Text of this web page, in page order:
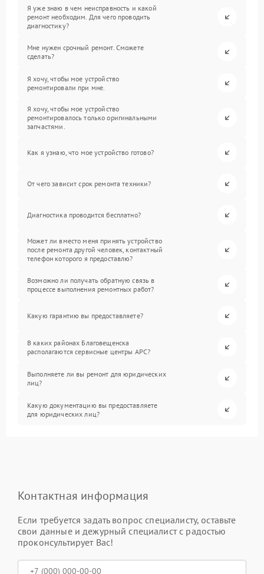
Я уже знаю в чем неисправность и какой
ремонт необходим. Для чего проводить
диагностику?
Мне нужен срочный ремонт. Сможете
сделать?
Я хочу, чтобы мое устройство
ремонтировали при мне.
Я хочу, чтобы мое устройство
ремонтировалось только оригинальными
запчастями.
Как я узнаю, что мое устройство готово?
От чего зависит срок ремонта техники?
Диагностика проводится бесплатно?
Может ли вместо меня принять устройство
после ремонта другой человек, контактный
телефон которого я предоставлю?
Возможно ли получать обратную связь в
процессе выполнения ремонтных работ?
Какую гарантию вы предоставляете?
В каких районах Благовещенска
располагаются сервисные центры APC?
Выполняете ли вы ремонт для юридических
лиц?
Какую документацию вы предоставляете
для юридических лиц?
Контактная информация
Если требуется задать вопрос специалисту, оставьте
свои данные и дежурный специалист с радостью
проконсультирует Вас!